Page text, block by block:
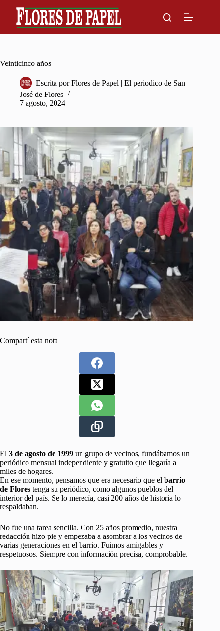
content
Veinticinco años
Escrita por Flores de Papel | El periodico de San
José de Flores
7 agosto, 2024
Compartí esta nota
El 3 de agosto de 1999 un grupo de vecinos, fundábamos un
periódico mensual independiente y gratuito que llegaría a
miles de hogares.
En ese momento, pensamos que era necesario que el barrio
de Flores tenga su periódico, como algunos pueblos del
interior del país. Se lo merecía, casi 200 años de historia lo
respaldaban.
No fue una tarea sencilla. Con 25 años promedio, nuestra
redacción hizo pie y empezaba a asombrar a los vecinos de
varias generaciones en el barrio. Fuimos amigables y
respetuosos. Siempre con información precisa, comprobable.